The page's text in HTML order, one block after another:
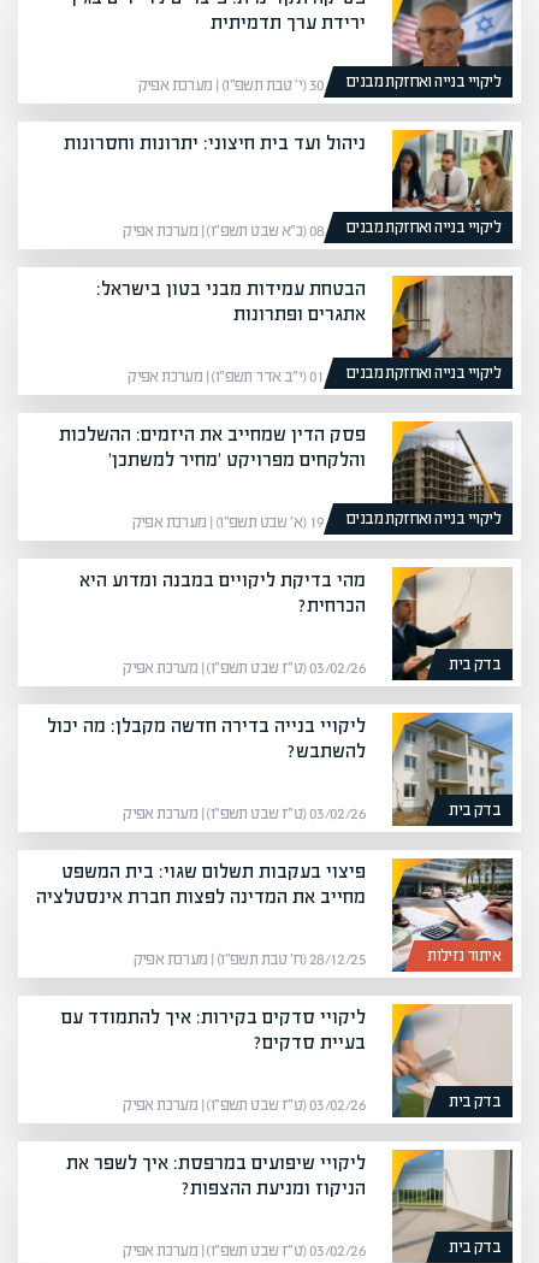
ליקויי בנייה ואחזקת מבנים
ירידת ערך תדמיתית
30/12/25 (י׳ טבת תשפ״ו) | מערכת אפיק
ליקויי בנייה ואחזקת מבנים
ניהול ועד בית חיצוני: יתרונות וחסרונות
08/02/26 (כ״א שבט תשפ״ו) | מערכת אפיק
ליקויי בנייה ואחזקת מבנים
הבטחת עמידות מבני בטון בישראל:
אתגרים ופתרונות
01/03/26 (י״ב אדר תשפ״ו) | מערכת אפיק
ליקויי בנייה ואחזקת מבנים
פסק הדין שמחייב את היזמים: ההשלכות
והלקחים מפרויקט 'מחיר למשתכן'
19/01/26 (א׳ שבט תשפ״ו) | מערכת אפיק
בדק בית
מהי בדיקת ליקויים במבנה ומדוע היא
הכרחית?
03/02/26 (ט״ז שבט תשפ״ו) | מערכת אפיק
בדק בית
ליקויי בנייה בדירה חדשה מקבלן: מה יכול
להשתבש?
03/02/26 (ט״ז שבט תשפ״ו) | מערכת אפיק
איתור נזילות
פיצוי בעקבות תשלום שגוי: בית המשפט
מחייב את המדינה לפצות חברת אינסטלציה
28/12/25 (ח׳ טבת תשפ״ו) | מערכת אפיק
בדק בית
ליקויי סדקים בקירות: איך להתמודד עם
בעיית סדקים?
03/02/26 (ט״ז שבט תשפ״ו) | מערכת אפיק
בדק בית
ליקויי שיפועים במרפסת: איך לשפר את
הניקוז ומניעת ההצפות?
03/02/26 (ט״ז שבט תשפ״ו) | מערכת אפיק